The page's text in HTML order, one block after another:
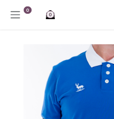
0
0